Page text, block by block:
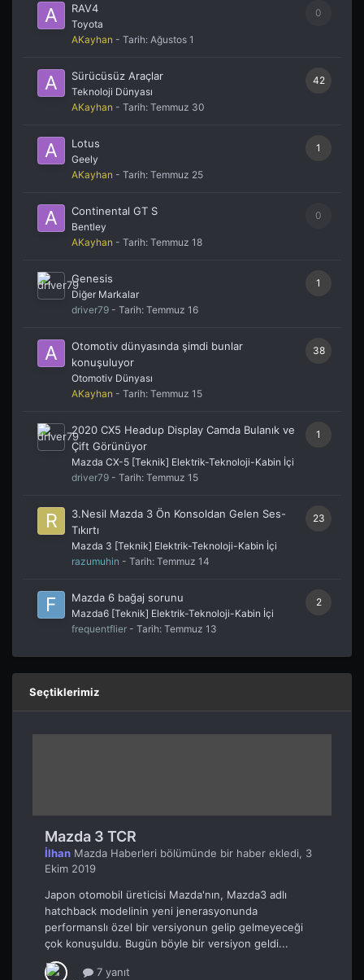
0
RAV4
Toyota
AKayhan - Tarih: Ağustos 1
42
Sürücüsüz Araçlar
Teknoloji Dünyası
AKayhan - Tarih: Temmuz 30
1
Lotus
Geely
AKayhan - Tarih: Temmuz 25
0
Continental GT S
Bentley
AKayhan - Tarih: Temmuz 18
1
Genesis
Diğer Markalar
driver79 - Tarih: Temmuz 16
38
Otomotiv dünyasında şimdi bunlar
konuşuluyor
Otomotiv Dünyası
AKayhan - Tarih: Temmuz 15
1
2020 CX5 Headup Display Camda Bulanık ve
Çift Görünüyor
Mazda CX-5 [Teknik] Elektrik-Teknoloji-Kabin İçi
driver79 - Tarih: Temmuz 15
23
3.Nesil Mazda 3 Ön Konsoldan Gelen Ses-
Tıkırtı
Mazda 3 [Teknik] Elektrik-Teknoloji-Kabin İçi
razumuhin - Tarih: Temmuz 14
2
Mazda 6 bağaj sorunu
Mazda6 [Teknik] Elektrik-Teknoloji-Kabin İçi
frequentflier - Tarih: Temmuz 13
Seçtiklerimiz
Mazda 3 TCR
İlhan Mazda Haberleri bölümünde bir haber ekledi, 3
Ekim 2019
Japon otomobil üreticisi Mazda'nın, Mazda3 adlı
hatchback modelinin yeni jenerasyonunda
performanslı özel bir versiyonun gelip gelmeyeceği
çok konuşuldu. Bugün böyle bir versiyon geldi...
7 yanıt